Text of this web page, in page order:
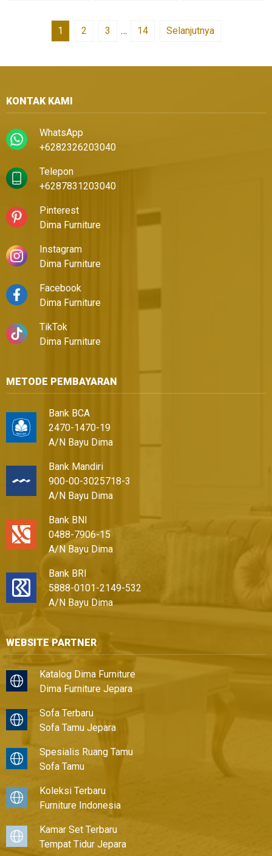
1 2 3 … 14 Selanjutnya
KONTAK KAMI
WhatsApp
+6282326203040
Telepon
+6287831203040
Pinterest
Dima Furniture
Instagram
Dima Furniture
Facebook
Dima Furniture
TikTok
Dima Furniture
METODE PEMBAYARAN
Bank BCA
2470-1470-19
A/N Bayu Dima
Bank Mandiri
900-00-3025718-3
A/N Bayu Dima
Bank BNI
0488-7906-15
A/N Bayu Dima
Bank BRI
5888-0101-2149-532
A/N Bayu Dima
WEBSITE PARTNER
Katalog Dima Furniture
Dima Furniture Jepara
Sofa Terbaru
Sofa Tamu Jepara
Spesialis Ruang Tamu
Sofa Tamu
Koleksi Terbaru
Furniture Indonesia
Kamar Set Terbaru
Tempat Tidur Jepara